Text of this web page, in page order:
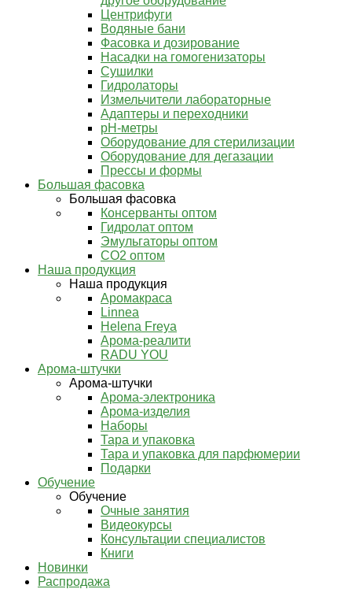
Центрифуги
Водяные бани
Фасовка и дозирование
Насадки на гомогенизаторы
Сушилки
Гидролаторы
Измельчители лабораторные
Адаптеры и переходники
pH-метры
Оборудование для стерилизации
Оборудование для дегазации
Прессы и формы
Большая фасовка
Большая фасовка
Консерванты оптом
Гидролат оптом
Эмульгаторы оптом
СО2 оптом
Наша продукция
Наша продукция
Аромакраса
Linnea
Helena Freya
Арома-реалити
RADU YOU
Арома-штучки
Арома-штучки
Арома-электроника
Арома-изделия
Наборы
Тара и упаковка
Тара и упаковка для парфюмерии
Подарки
Обучение
Обучение
Очные занятия
Видеокурсы
Консультации специалистов
Книги
Новинки
Распродажа